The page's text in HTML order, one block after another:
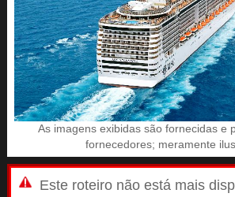
As imagens exibidas são fornecidas e
fornecedores; meramente
Este roteiro não está mais